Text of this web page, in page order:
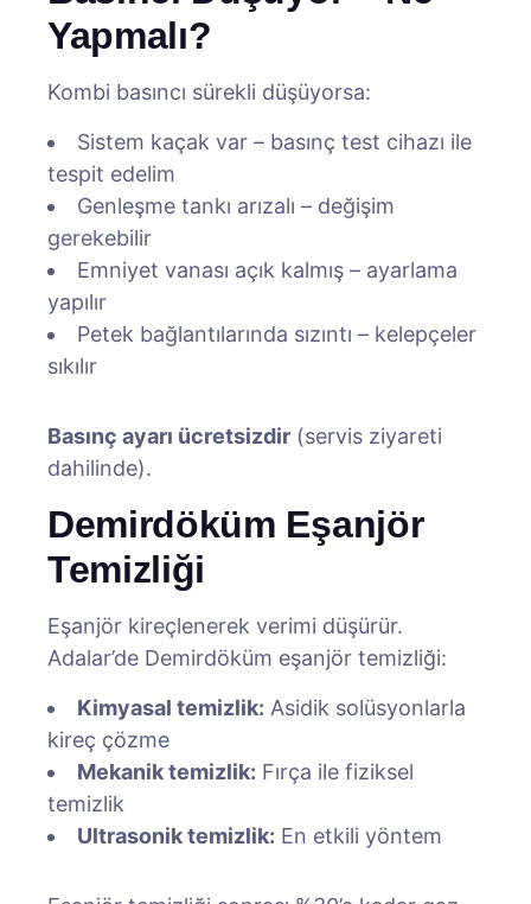
Yapmalı?
Kombi basıncı sürekli düşüyorsa:
Sistem kaçak var – basınç test cihazı ile
tespit edelim
Genleşme tankı arızalı – değişim
gerekebilir
Emniyet vanası açık kalmış – ayarlama
yapılır
Petek bağlantılarında sızıntı – kelepçeler
sıkılır
Basınç ayarı ücretsizdir (servis ziyareti
dahilinde).
Demirdöküm Eşanjör
Temizliği
Eşanjör kireçlenerek verimi düşürür.
Adalar’de Demirdöküm eşanjör temizliği:
Kimyasal temizlik: Asidik solüsyonlarla
kireç çözme
Mekanik temizlik: Fırça ile fiziksel
temizlik
Ultrasonik temizlik: En etkili yöntem